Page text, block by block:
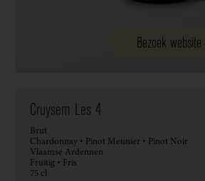
Bezoek website
Cruysem Les 4
Brut
Chardonnay • Pinot Meunier • Pinot Noir
Vlaamse Ardennen
Fruitig • Fris
75 cl